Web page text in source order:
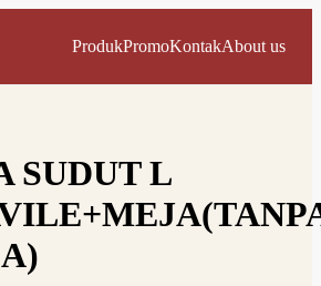
ProdukPromoKontakAbout us
SUDUT L